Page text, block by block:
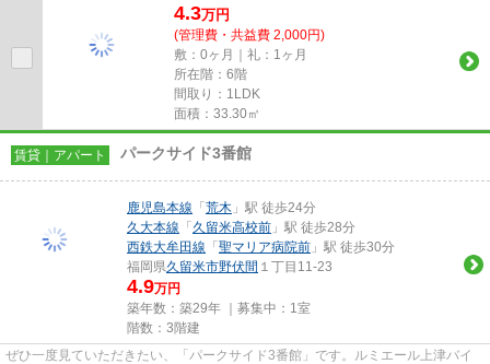
4.3万円
(管理費・共益費 2,000円)
敷：0ヶ月｜礼：1ヶ月
所在階：6階
間取り：1LDK
面積：33.30㎡
賃貸｜アパート パークサイド3番館
鹿児島本線 「荒木 」駅 徒歩24分
久大本線 「久留米高校前 」駅 徒歩28分
西鉄大牟田線 「聖マリア病院前 」駅 徒歩30分
福岡県久留米市野伏間 １丁目11-23
4.9万円
築年数：築29年 ｜募集中： 1室
階数：3階建
ぜひ一度見ていただきたい、「パークサイド3番館」です。ルミエール上津バイ